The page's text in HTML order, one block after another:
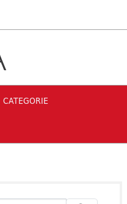
CATEGORIE